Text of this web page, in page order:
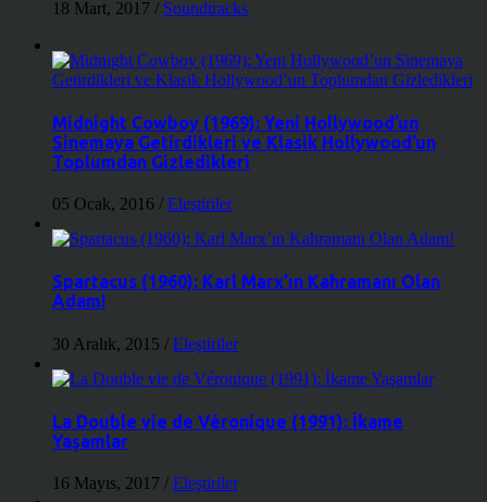
18 Mart, 2017 / Soundtracks
Midnight Cowboy (1969): Yeni Hollywood’un
Sinemaya Getirdikleri ve Klasik Hollywood’un
Toplumdan Gizledikleri
05 Ocak, 2016 / Eleştiriler
Spartacus (1960): Karl Marx’ın Kahramanı Olan
Adam!
30 Aralık, 2015 / Eleştiriler
La Double vie de Véronique (1991): İkame
Yaşamlar
16 Mayıs, 2017 / Eleştiriler